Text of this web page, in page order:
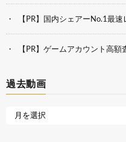
【PR】国内シェアーNo.1最
【PR】ゲームアカウント高額
過去動画